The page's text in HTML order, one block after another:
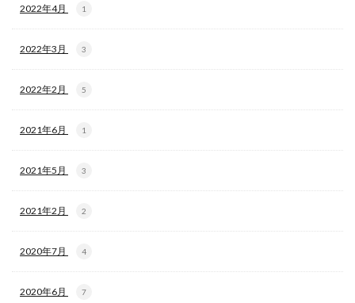
2022年4月 1
2022年3月 3
2022年2月 5
2021年6月 1
2021年5月 3
2021年2月 2
2020年7月 4
2020年6月 7